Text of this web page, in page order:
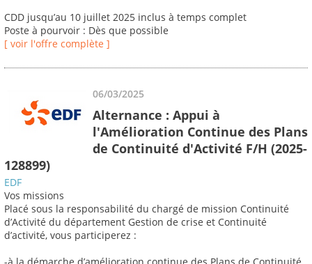
CDD jusqu’au 10 juillet 2025 inclus à temps complet
Poste à pourvoir : Dès que possible
[ voir l'offre complète ]
06/03/2025
Alternance : Appui à
l'Amélioration Continue des Plans
de Continuité d'Activité F/H (2025-
128899)
EDF
Vos missions
Placé sous la responsabilité du chargé de mission Continuité
d’Activité du département Gestion de crise et Continuité
d’activité, vous participerez :